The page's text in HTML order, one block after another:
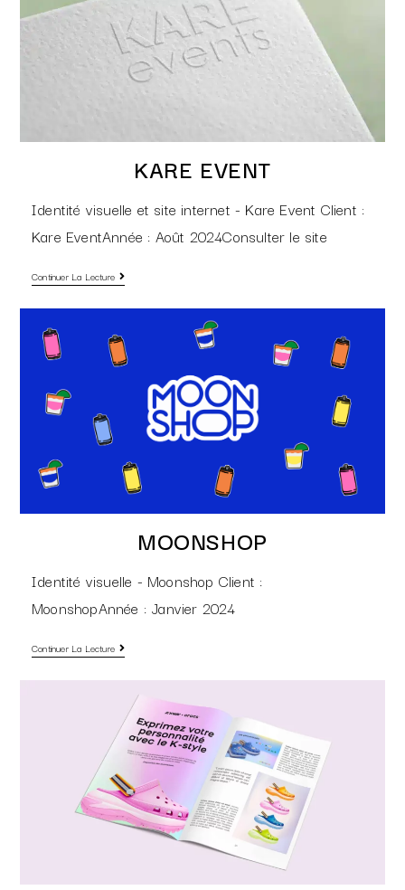
KARE EVENT
Identité visuelle et site internet - Kare Event Client :
Kare EventAnnée : Août 2024Consulter le site
Continuer La Lecture
MOONSHOP
Identité visuelle - Moonshop Client :
MoonshopAnnée : Janvier 2024
Continuer La Lecture